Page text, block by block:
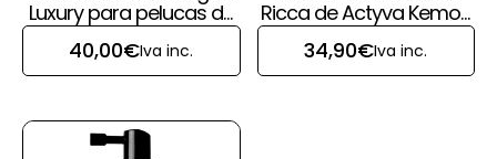
Luxury para pelucas de
pelo natural de Jon
Renau
40,00€Iva inc.
Ricca de Actyva Kemon
para pelucas y prótesis
capilares
34,90€Iva inc.